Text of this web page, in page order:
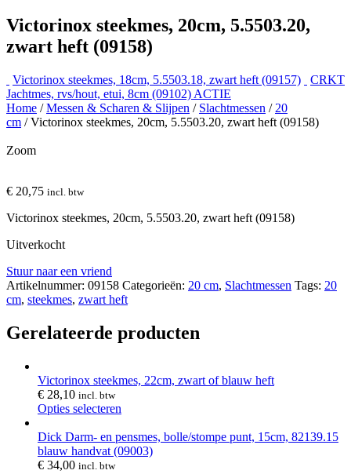
Victorinox steekmes, 20cm, 5.5503.20,
zwart heft (09158)
Victorinox steekmes, 18cm, 5.5503.18, zwart heft (09157)
CRKT
Jachtmes, rvs/hout, etui, 8cm (09102) ACTIE
Home /Messen & Scharen & Slijpen / Slachtmessen / 20
cm / Victorinox steekmes, 20cm, 5.5503.20, zwart heft (09158)
Zoom
€ 20,75 incl. btw
Victorinox steekmes, 20cm, 5.5503.20, zwart heft (09158)
Uitverkocht
Stuur naar een vriend
Artikelnummer: 09158 Categorieën: 20 cm, Slachtmessen Tags: 20
cm, steekmes, zwart heft
Gerelateerde producten
Victorinox steekmes, 22cm, zwart of blauw heft
€ 28,10 incl. btw
Opties selecteren
Dick Darm- en pensmes, bolle/stompe punt, 15cm, 82139.15
blauw handvat (09003)
€ 34,00 incl. btw